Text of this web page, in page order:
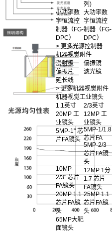
列)
小功率数
字恒流控
制器（FG-
DPC）
大功率数
字恒流控
制器（FG-
DPC）
> 更多光源控制器
机器视觉附件
漫射板
偏振镜
偏振片
滤光镜
延长线
> 更多机器视觉附件
机器视觉工业镜头
1.1英寸
20MP 工
业镜头
2/3英寸
12MP 工
业镜头
5MP-1" 芯
片FA镜头
5MP-1/1.8
芯片FA
5MP-2/3
芯片FA镜
头
10MP-
2/3" 芯片
FA镜头
12MP 1分
1.7 芯片
FA镜头
20MP 1.1
芯片FA镜
头
25MP 1.1
芯片FA镜
头
65MP大靶
面镜头